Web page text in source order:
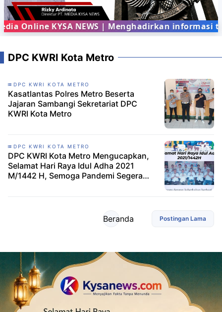
Online KYSA NEWS | Menghadirkan informasi
DPC KWRI Kota Metro
DPC KWRI KOTA METRO
Kasatlantas Polres Metro Beserta
Jajaran Sambangi Sekretariat DPC
KWRI Kota Metro
DPC KWRI KOTA METRO
DPC KWRI Kota Metro Mengucapkan,
Selamat Hari Raya Idul Adha 2021
M/1442 H, Semoga Pandemi Segera
Postingan Lama
Beranda